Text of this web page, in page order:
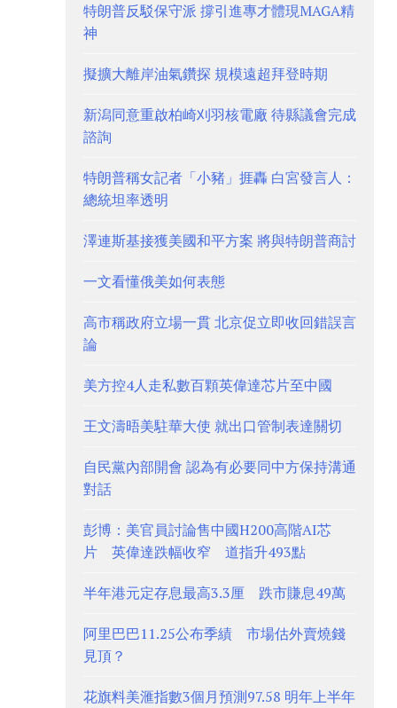
特朗普反駁保守派 撐引進專才體現MAGA精
神
擬擴大離岸油氣鑽探 規模遠超拜登時期
新潟同意重啟柏崎刈羽核電廠 待縣議會完成
諮詢
特朗普稱女記者「小豬」捱轟 白宮發言人：
總統坦率透明
澤連斯基接獲美國和平方案 將與特朗普商討
一文看懂俄美如何表態
高市稱政府立場一貫 北京促立即收回錯誤言
論
美方控4人走私數百顆英偉達芯片至中國
王文濤晤美駐華大使 就出口管制表達關切
自民黨內部開會 認為有必要同中方保持溝通
對話
彭博：美官員討論售中國H200高階AI芯
片 英偉達跌幅收窄 道指升493點
半年港元定存息最高3.3厘 跌市賺息49萬
阿里巴巴11.25公布季績 市場估外賣燒錢
見頂？
花旗料美滙指數3個月預測97.58 明年上半年